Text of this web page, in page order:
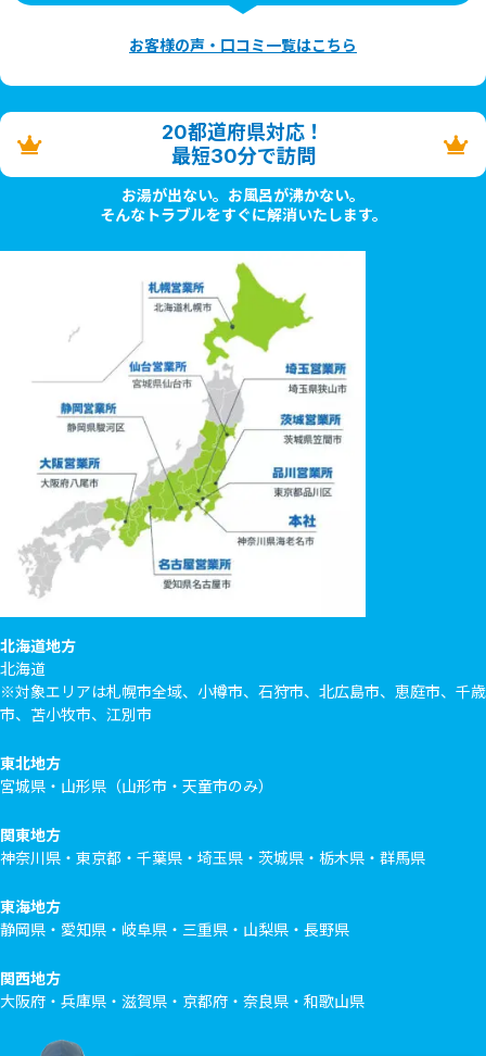
お客様の声・口コミ一覧はこちら
20都道府県対応！
最短30分で訪問
お湯が出ない。お風呂が沸かない。
そんなトラブルをすぐに解消いたします。
北海道地方
北海道
※対象エリアは札幌市全域、小樽市、石狩市、北広島市、恵庭市、千歳
市、苫小牧市、江別市
東北地方
宮城県・山形県（山形市・天童市のみ）
関東地方
神奈川県・東京都・千葉県・埼玉県・茨城県・栃木県・群馬県
東海地方
静岡県・愛知県・岐阜県・三重県・山梨県・長野県
関西地方
大阪府・兵庫県・滋賀県・京都府・奈良県・和歌山県